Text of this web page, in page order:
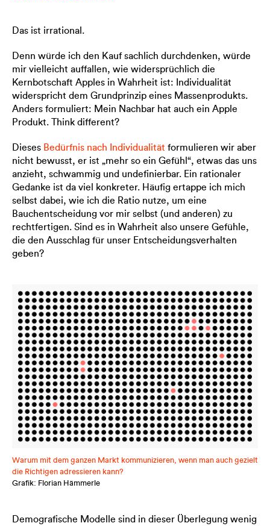
Das ist irrational.
Denn würde ich den Kauf sachlich durchdenken, würde
mir vielleicht auffallen, wie widersprüchlich die
Kernbotschaft Apples in Wahrheit ist: Individualität
widerspricht dem Grundprinzip eines Massenprodukts.
Anders formuliert: Mein Nachbar hat auch ein Apple
Produkt. Think different?
Dieses Bedürfnis nach Individualität formulieren wir aber
nicht bewusst, er ist „mehr so ein Gefühl“, etwas das uns
anzieht, schwammig und undefinierbar. Ein rationaler
Gedanke ist da viel konkreter. Häufig ertappe ich mich
selbst dabei, wie ich die Ratio nutze, um eine
Bauchentscheidung vor mir selbst (und anderen) zu
rechtfertigen. Sind es in Wahrheit also unsere Gefühle,
die den Ausschlag für unser Entscheidungsverhalten
geben?
Warum mit dem ganzen Markt kommunizieren, wenn man auch gezielt
die Richtigen adressieren kann?
Grafik: Florian Hämmerle
Demografische Modelle sind in dieser Überlegung wenig